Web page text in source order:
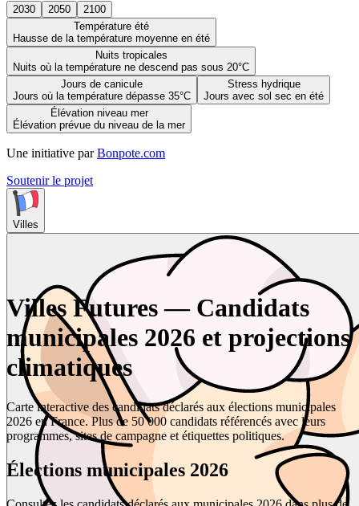
2030 2050
2100
Température été
Hausse de la température moyenne en été
Nuits tropicales
Nuits où la température ne descend pas sous 20°C
Jours de canicule
Jours où la température dépasse 35°C
Stress hydrique
Jours avec sol sec en été
Élévation niveau mer
Élévation prévue du niveau de la mer
Une initiative par Bonpote.com
Soutenir le projet
Villes
Villes Futures — Candidats
municipales 2026 et projections
climatiques
Carte interactive des candidats déclarés aux élections municipales
2026 en France. Plus de 50 000 candidats référencés avec leurs
programmes, sites de campagne et étiquettes politiques.
Élections municipales 2026